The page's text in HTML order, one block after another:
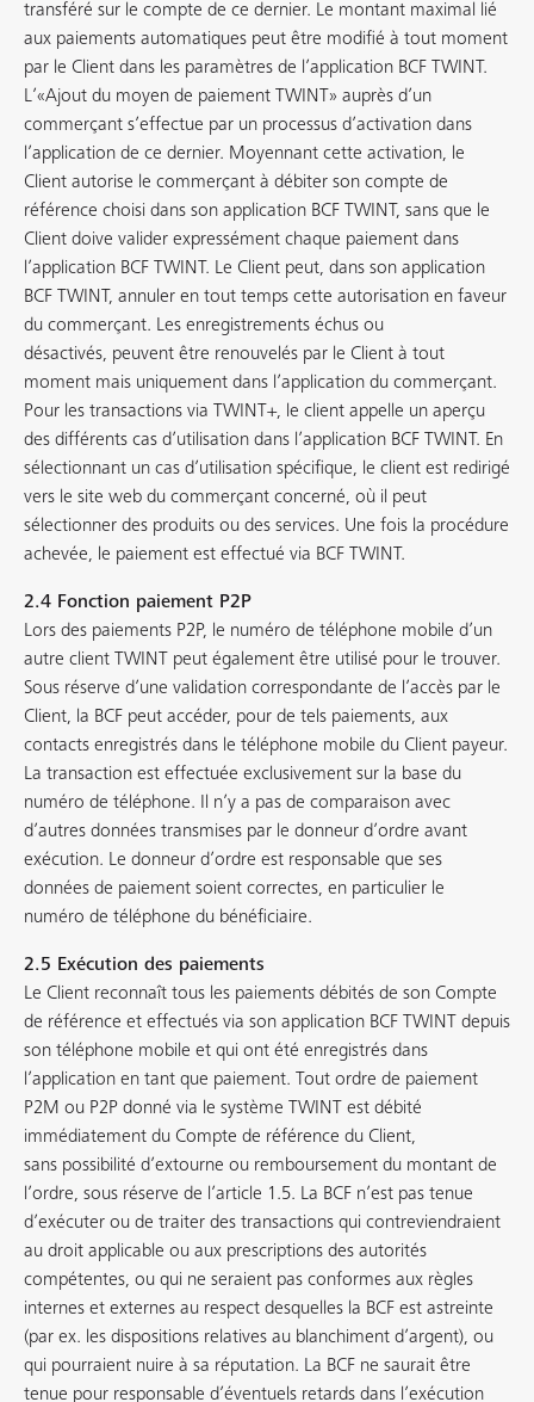
transféré sur le compte de ce dernier. Le montant maximal lié
aux paiements automatiques peut être modifié à tout moment
par le Client dans les paramètres de l’application BCF TWINT.
L’«Ajout du moyen de paiement TWINT» auprès d’un
commerçant s’effectue par un processus d’activation dans
l’application de ce dernier. Moyennant cette activation, le
Client autorise le commerçant à débiter son compte de
référence choisi dans son application BCF TWINT, sans que le
Client doive valider expressément chaque paiement dans
l’application BCF TWINT. Le Client peut, dans son application
BCF TWINT, annuler en tout temps cette autorisation en faveur
du commerçant. Les enregistrements échus ou
désactivés, peuvent être renouvelés par le Client à tout
moment mais uniquement dans l’application du commerçant.
Pour les transactions via TWINT+, le client appelle un aperçu
des différents cas d’utilisation dans l’application BCF TWINT. En
sélectionnant un cas d’utilisation spécifique, le client est redirigé
vers le site web du commerçant concerné, où il peut
sélectionner des produits ou des services. Une fois la procédure
achevée, le paiement est effectué via BCF TWINT.
2.4 Fonction paiement P2P
Lors des paiements P2P, le numéro de téléphone mobile d’un
autre client TWINT peut également être utilisé pour le trouver.
Sous réserve d’une validation correspondante de l’accès par le
Client, la BCF peut accéder, pour de tels paiements, aux
contacts enregistrés dans le téléphone mobile du Client payeur.
La transaction est effectuée exclusivement sur la base du
numéro de téléphone. Il n’y a pas de comparaison avec
d’autres données transmises par le donneur d’ordre avant
exécution. Le donneur d’ordre est responsable que ses
données de paiement soient correctes, en particulier le
numéro de téléphone du bénéficiaire.
2.5 Exécution des paiements
Le Client reconnaît tous les paiements débités de son Compte
de référence et effectués via son application BCF TWINT depuis
son téléphone mobile et qui ont été enregistrés dans
l’application en tant que paiement. Tout ordre de paiement
P2M ou P2P donné via le système TWINT est débité
immédiatement du Compte de référence du Client,
sans possibilité d’extourne ou remboursement du montant de
l’ordre, sous réserve de l’article 1.5. La BCF n’est pas tenue
d’exécuter ou de traiter des transactions qui contreviendraient
au droit applicable ou aux prescriptions des autorités
compétentes, ou qui ne seraient pas conformes aux règles
internes et externes au respect desquelles la BCF est astreinte
(par ex. les dispositions relatives au blanchiment d’argent), ou
qui pourraient nuire à sa réputation. La BCF ne saurait être
tenue pour responsable d’éventuels retards dans l’exécution